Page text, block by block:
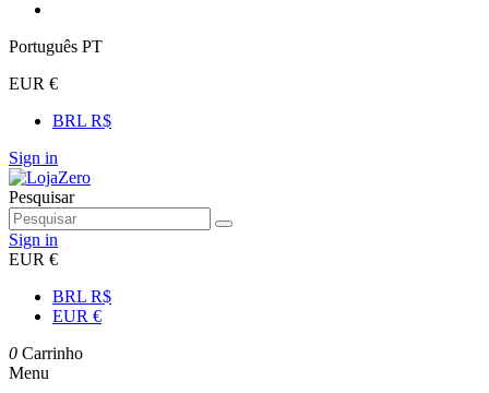
Português PT
EUR €
BRL R$
Sign in
Pesquisar
Sign in
EUR €
BRL R$
EUR €
0 Carrinho
Menu